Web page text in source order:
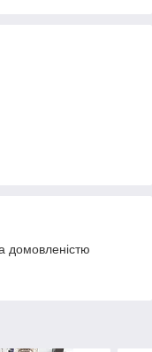
домовленістю